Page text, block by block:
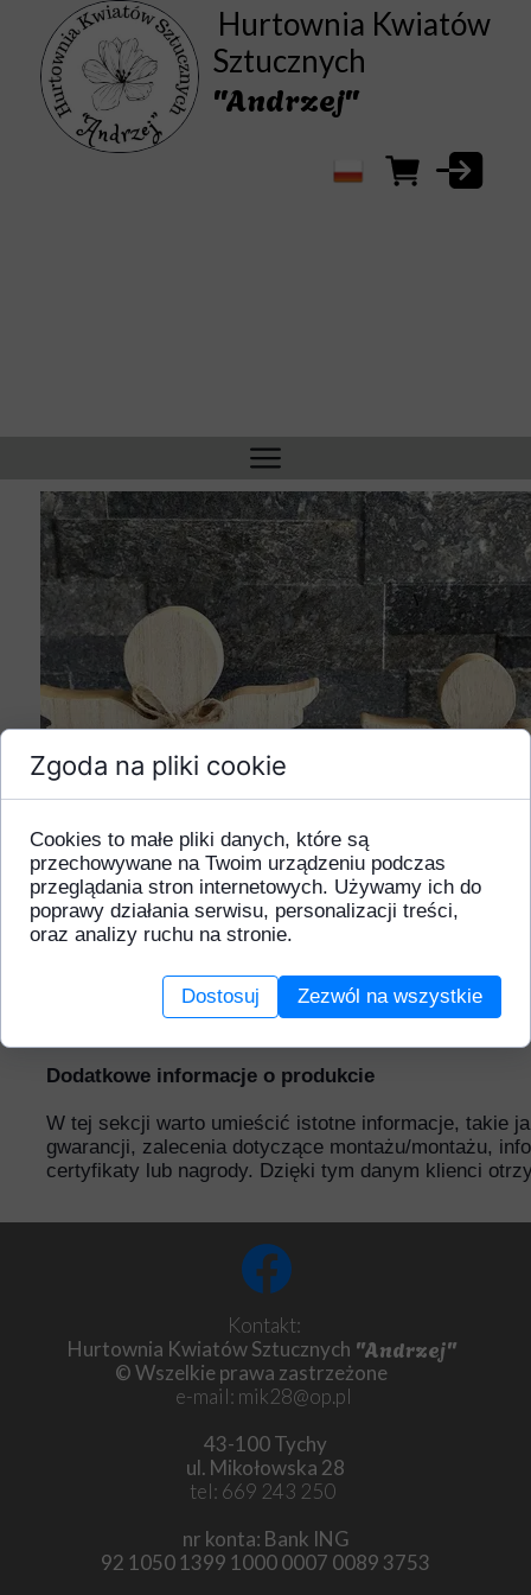
Hurtownia Kwiatów
Sztucznych
"Andrzej"
Dodatkowe informacje o produkcie
W tej sekcji warto umieścić istotne informacje, takie
gwarancji, zalecenia dotyczące montażu/montażu,
certyfikaty lub nagrody. Dzięki tym danym klienci
Kontakt:
Hurtownia Kwiatów Sztucznych "Andrzej"
© Wszelkie prawa zastrzeżone
e-mail: mik28@op.pl
43-100 Tychy
ul. Mikołowska 28
tel: 669 243 250
nr konta: Bank ING
92 1050 1399 1000 0007 0089 3753
Zgoda na pliki cookie
Cookies to małe pliki danych, które są
przechowywane na Twoim urządzeniu podczas
przeglądania stron internetowych. Używamy ich do
poprawy działania serwisu, personalizacji treści,
oraz analizy ruchu na stronie.
Dostosuj Zezwól na wszystkie